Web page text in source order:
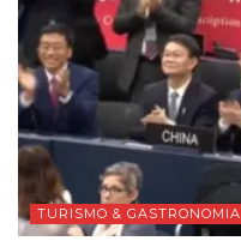
TURISMO & GASTRONOMIA